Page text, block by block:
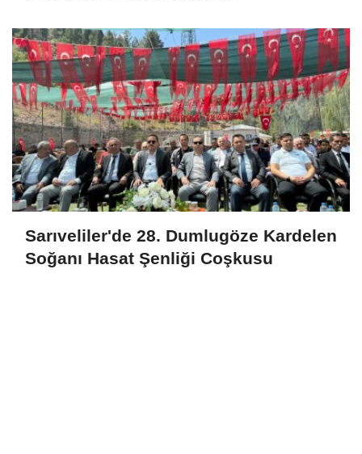
Sarıveliler'de 28. Dumlugöze Kardelen
Soğanı Hasat Şenliği Coşkusu